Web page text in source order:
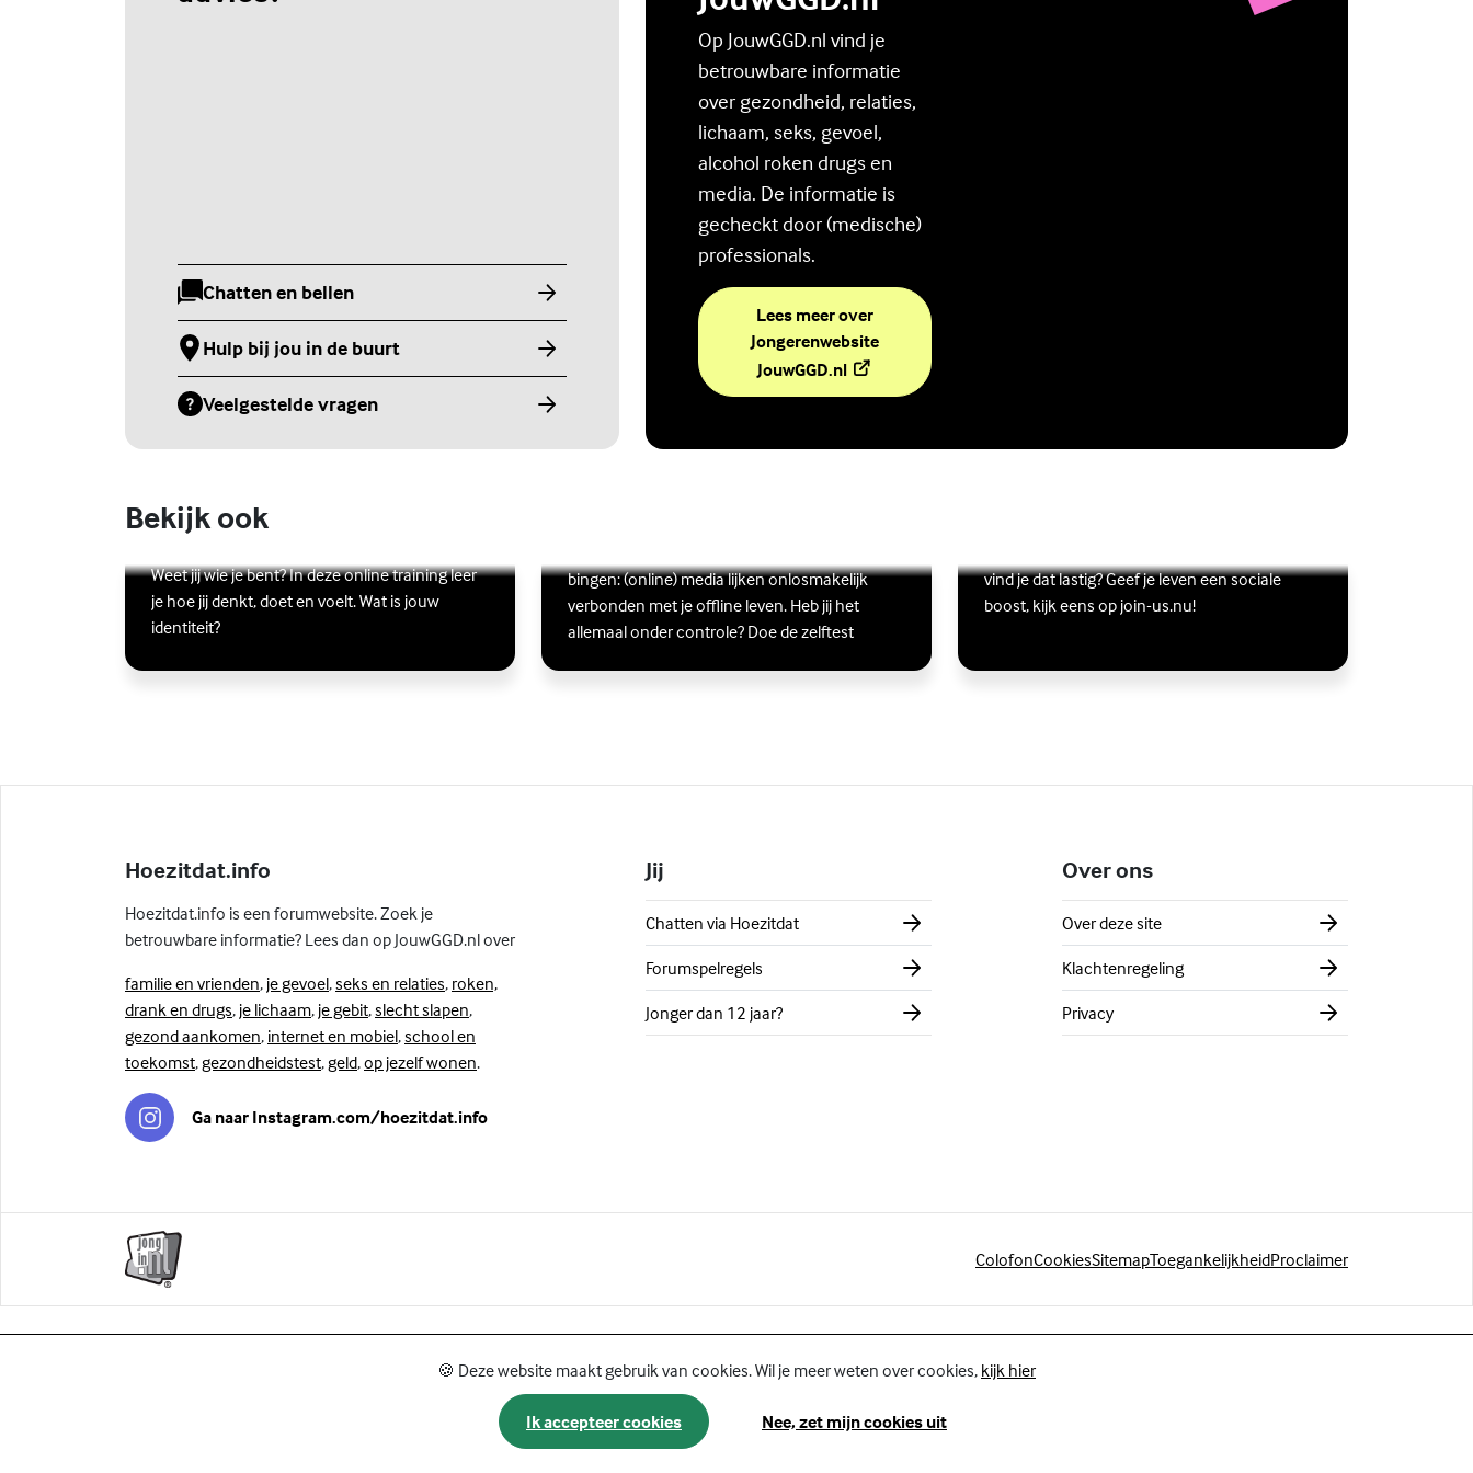
Chatten en bellen
(Externe link)
Hulp bij jou in de buurt
(Externe link)
Veelgestelde vragen
(Externe link)
Op JouwGGD.nl vind je
betrouwbare informatie
over gezondheid, relaties,
lichaam, seks, gevoel,
alcohol roken drugs en
media. De informatie is
gecheckt door (medische)
professionals.
Lees meer over
Jongerenwebsite
JouwGGD.nl(Externe link)
Bekijk ook
Online zelfhulptraining - Wie ben
Weet jij wie je bent? In deze online training leer
je hoe jij denkt, doet en voelt. Wat is jouw
identiteit?
Lees meer over Online zelfhulptraining - Wie ben ik?
(Externe link)
bingen: (online) media lijken onlosmakelijk
verbonden met je offline leven. Heb jij het
allemaal onder controle? Doe de zelftest
Lees meer over Ben jij digitaal in balans?
(Externe link)
vind je dat lastig? Geef je leven een sociale
boost, kijk eens op join-us.nu!
Lees meer over Vriendschap
(Externe link)
Hoezitdat.info
Hoezitdat.info is een forumwebsite. Zoek je
betrouwbare informatie? Lees dan op JouwGGD.nl over
familie en vrienden, je gevoel,seks en relaties, roken,
drank en drugs, je lichaam, je gebit,slecht slapen,
gezond aankomen, internet en mobiel,school en
toekomst, gezondheidstest, geld,op jezelf wonen.
Ga naar Instagram.com/hoezitdat.info
Jij
Chatten via Hoezitdat
Forumspelregels
Jonger dan 12 jaar?
Over ons
Over deze site
Klachtenregeling
Privacy
ColofonCookiesSitemapToegankelijkheidProclaimer
🍪 Deze website maakt gebruik van cookies. Wil je meer weten over cookies, kijk hier
Ik accepteer cookies Nee, zet mijn cookies uit